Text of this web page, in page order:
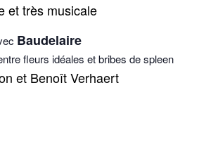
et très musicale
Baudelaire
fleurs idéales et bribes de spleen
et Benoît Verhaert